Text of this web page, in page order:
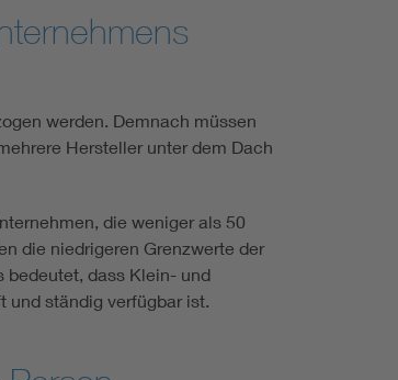
werden. Demnach müssen
Hersteller unter dem Dach
die weniger als 50
die niedrigeren Grenzwerte der
bedeutet, dass Klein- und
und ständig verfügbar ist.